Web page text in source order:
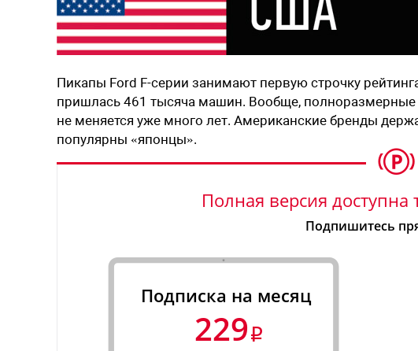
Пикапы Ford F-серии занимают первую строчку
пришлась 461 тысяча машин. Вообще,
не меняется уже много лет. Американские бренды
популярны «японцы».
Полная версия
Подпишитесь
Подписка на месяц
229